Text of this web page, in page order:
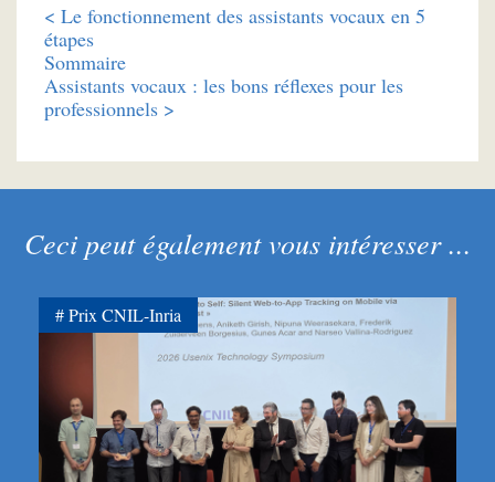
< Le fonctionnement des assistants vocaux en 5
étapes
Sommaire
Assistants vocaux : les bons réflexes pour les
professionnels >
Ceci peut également vous intéresser ...
Prix CNIL-Inria